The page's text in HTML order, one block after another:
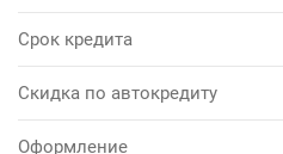
Срок кредита
Скидка по автокредиту
Оформление